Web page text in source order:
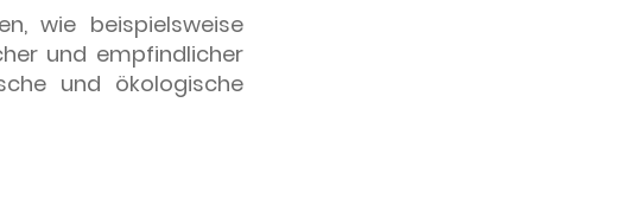
wie beispielsweise
und empfindlicher
und ökologische